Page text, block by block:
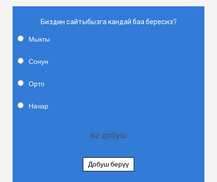
Биздин сайтыбызга кандай баа бересиз?
Мыкты
Сонун
Орто
Начар
62 добуш
Добуш берүү